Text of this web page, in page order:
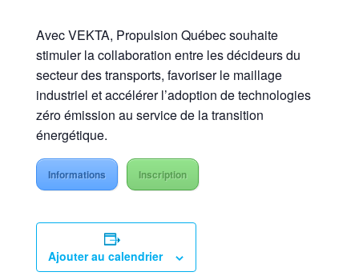
Avec VEKTA, Propulsion Québec souhaite
stimuler la collaboration entre les décideurs du
secteur des transports, favoriser le maillage
industriel et accélérer l’adoption de technologies
zéro émission au service de la transition
énergétique.
Informations Inscription
Ajouter au calendrier